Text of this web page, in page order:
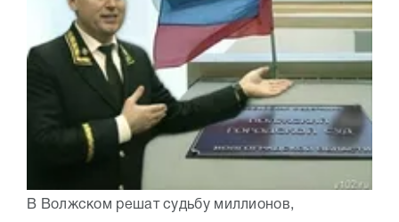
В Волжском решат судьбу миллионов,